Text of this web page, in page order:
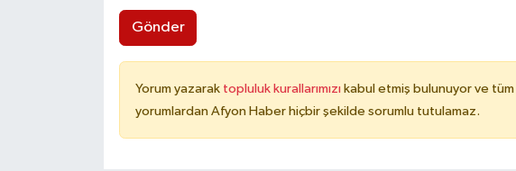
Gönder
Yorum yazarak topluluk kurallarımızı kabul etmiş bulunuyor ve
yorumlardan Afyon Haber hiçbir şekilde sorumlu tutulamaz.